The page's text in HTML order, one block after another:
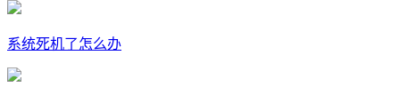
系统死机了怎么办